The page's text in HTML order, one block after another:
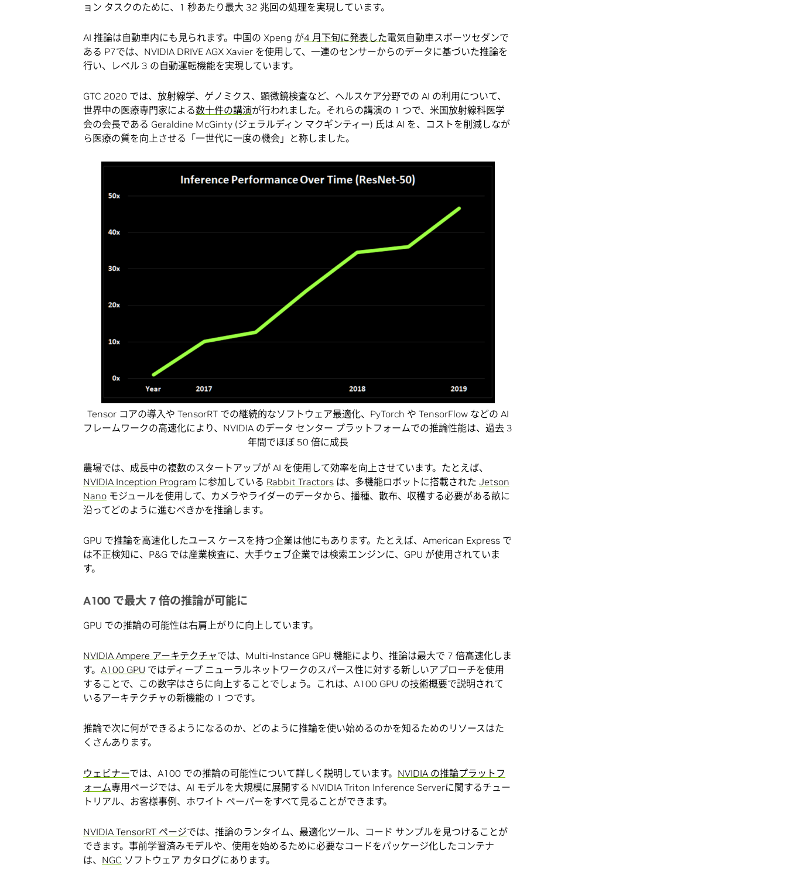
ョン タスクのために、1 秒あたり最大 32 兆回の処理を実現しています。
AI 推論は自動車内にも見られます。中国の Xpeng が4 月下旬に発表した電気自動車スポーツセダンで
ある P7では、NVIDIA DRIVE AGX Xavier を使用して、一連のセンサーからのデータに基づいた推論を
行い、レベル 3 の自動運転機能を実現しています。
GTC 2020 では、放射線学、ゲノミクス、顕微鏡検査など、ヘルスケア分野での AI の利用について、
世界中の医療専門家による数十件の講演が行われました。それらの講演の 1 つで、米国放射線科医学
会の会長である Geraldine McGinty (ジェラルディン マクギンティー) 氏は AI を、コストを削減しなが
ら医療の質を向上させる「一世代に一度の機会」と称しました。
Tensor コアの導入や TensorRT での継続的なソフトウェア最適化、PyTorch や TensorFlow などの AI
フレームワークの高速化により、NVIDIA のデータ センター プラットフォームでの推論性能は、過去 3
年間でほぼ 50 倍に成長
農場では、成長中の複数のスタートアップが AI を使用して効率を向上させています。たとえば、
NVIDIA Inception Program に参加している Rabbit Tractors は、多機能ロボットに搭載された Jetson
Nano モジュールを使用して、カメラやライダーのデータから、播種、散布、収穫する必要がある畝に
沿ってどのように進むべきかを推論します。
GPU で推論を高速化したユース ケースを持つ企業は他にもあります。たとえば、American Express で
は不正検知に、P&G では産業検査に、大手ウェブ企業では検索エンジンに、GPU が使用されていま
す。
A100 で最大 7 倍の推論が可能に
GPU での推論の可能性は右肩上がりに向上しています。
NVIDIA Ampere アーキテクチャでは、Multi-Instance GPU 機能により、推論は最大で 7 倍高速化しま
す。 A100 GPU ではディープ ニューラルネットワークのスパース性に対する新しいアプローチを使用
することで、この数字はさらに向上することでしょう。これは、A100 GPU の技術概要で説明されて
いるアーキテクチャの新機能の 1 つです。
推論で次に何ができるようになるのか、どのように推論を使い始めるのかを知るためのリソースはた
くさんあります。
ウェビナーでは、A100 での推論の可能性について詳しく説明しています。 NVIDIA の推論プラットフ
ォーム専用ページでは、AI モデルを大規模に展開する NVIDIA Triton Inference Serverに関するチュー
トリアル、お客様事例、ホワイト ペーパーをすべて見ることができます。
NVIDIA TensorRT ページでは、推論のランタイム、最適化ツール、コード サンプルを見つけることが
できます。事前学習済みモデルや、使用を始めるために必要なコードをパッケージ化したコンテナ
は、 NGC ソフトウェア カタログにあります。